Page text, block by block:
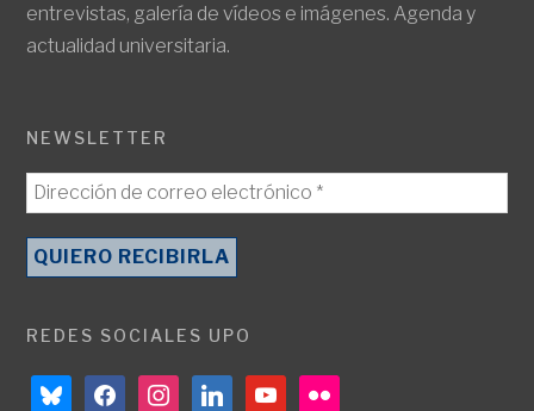
entrevistas, galería de vídeos e imágenes. Agenda y
actualidad universitaria.
NEWSLETTER
REDES SOCIALES UPO
blueskyfacebookinstagramlinkedinyoutubeflickr